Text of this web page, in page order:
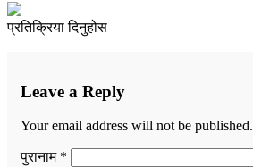
प्रतिक्रिया दिनुहोस
Leave a Reply
Your email address will not be published.
पुरानाम *